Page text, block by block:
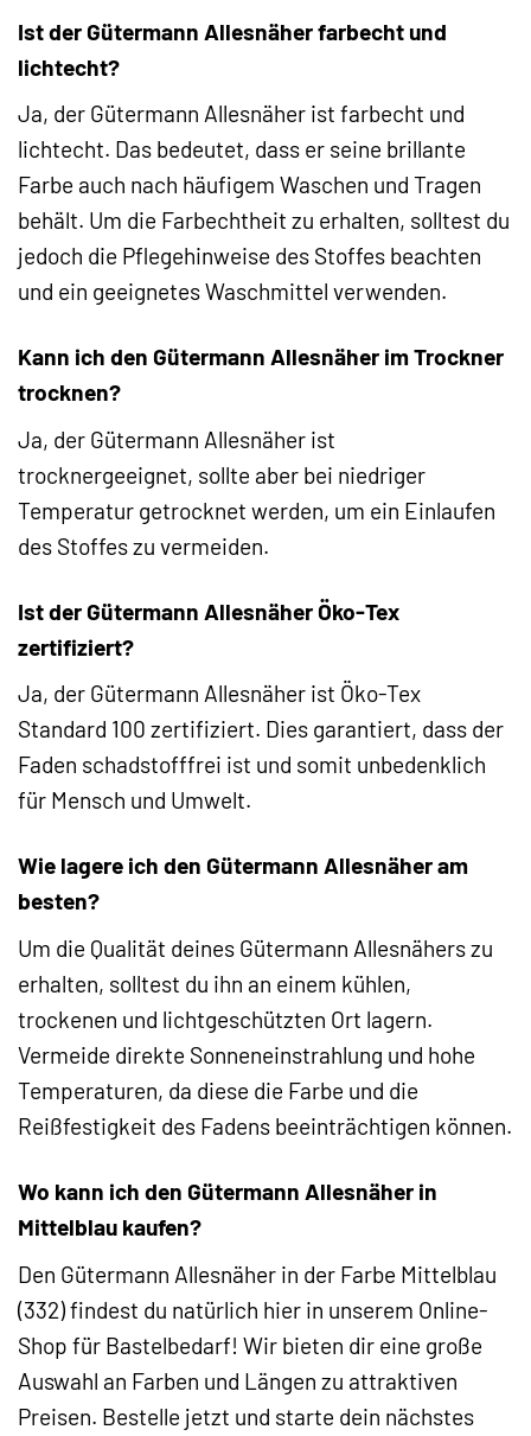
Ist der Gütermann Allesnäher farbecht und
lichtecht?
Ja, der Gütermann Allesnäher ist farbecht und
lichtecht. Das bedeutet, dass er seine brillante
Farbe auch nach häufigem Waschen und Tragen
behält. Um die Farbechtheit zu erhalten, solltest du
jedoch die Pflegehinweise des Stoffes beachten
und ein geeignetes Waschmittel verwenden.
Kann ich den Gütermann Allesnäher im Trockner
trocknen?
Ja, der Gütermann Allesnäher ist
trocknergeeignet, sollte aber bei niedriger
Temperatur getrocknet werden, um ein Einlaufen
des Stoffes zu vermeiden.
Ist der Gütermann Allesnäher Öko-Tex
zertifiziert?
Ja, der Gütermann Allesnäher ist Öko-Tex
Standard 100 zertifiziert. Dies garantiert, dass der
Faden schadstofffrei ist und somit unbedenklich
für Mensch und Umwelt.
Wie lagere ich den Gütermann Allesnäher am
besten?
Um die Qualität deines Gütermann Allesnähers zu
erhalten, solltest du ihn an einem kühlen,
trockenen und lichtgeschützten Ort lagern.
Vermeide direkte Sonneneinstrahlung und hohe
Temperaturen, da diese die Farbe und die
Reißfestigkeit des Fadens beeinträchtigen können.
Wo kann ich den Gütermann Allesnäher in
Mittelblau kaufen?
Den Gütermann Allesnäher in der Farbe Mittelblau
(332) findest du natürlich hier in unserem Online-
Shop für Bastelbedarf! Wir bieten dir eine große
Auswahl an Farben und Längen zu attraktiven
Preisen. Bestelle jetzt und starte dein nächstes